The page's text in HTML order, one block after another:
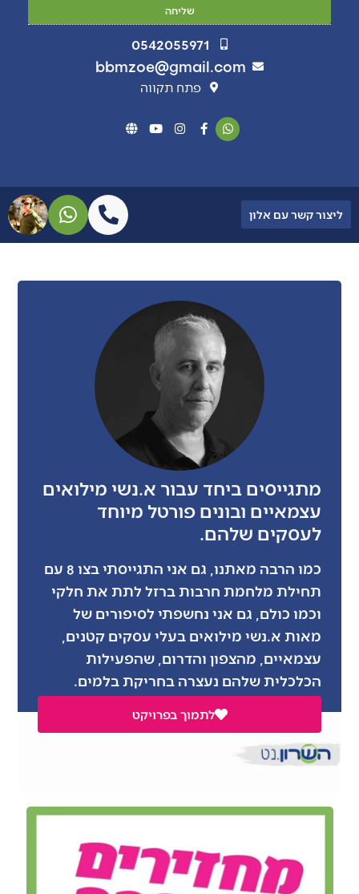
שליחה
0542055971
bbmzoe@gmail.com
פתח תקווה
ליצור קשר עם אלון
מתגייסים ביחד עבור א.נשי מילואים
עצמאיים ובונים פורטל מיוחד
לעסקים שלהם.
כמו הרבה מאתנו, גם אני התגייסתי בצו 8 עם
תחילת מלחמת חרבות ברזל לתת את חלקי
וכמו כולם, גם אני נחשפתי לסיפורים של
מאות א.נשי מילואים בעלי עסקים קטנים,
עצמאיים, מהצפון והדרום, שהפעילות
הכלכלית שלהם נעצרה בחריקת בלמים.
לתמוך בפרויקט